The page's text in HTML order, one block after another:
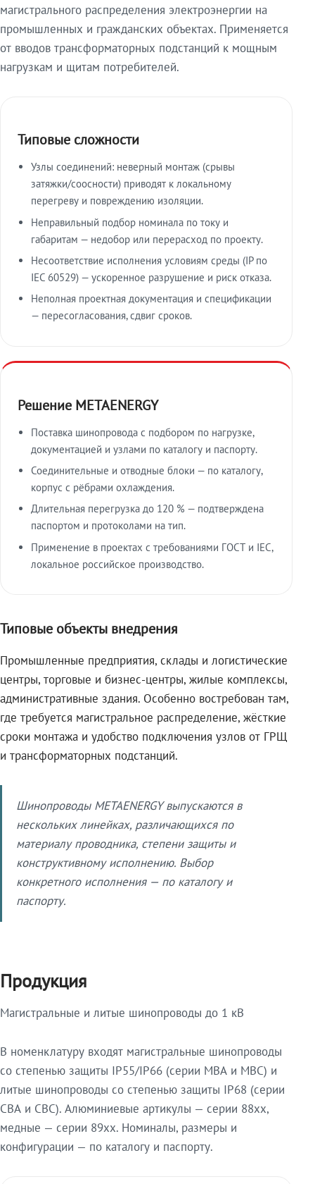
магистрального распределения электроэнергии на
промышленных и гражданских объектах. Применяется
от вводов трансформаторных подстанций к мощным
нагрузкам и щитам потребителей.
Типовые сложности
Узлы соединений: неверный монтаж (срывы
затяжки/соосности) приводят к локальному
перегреву и повреждению изоляции.
Неправильный подбор номинала по току и
габаритам — недобор или перерасход по проекту.
Несоответствие исполнения условиям среды (IP по
IEC 60529) — ускоренное разрушение и риск отказа.
Неполная проектная документация и спецификации
— пересогласования, сдвиг сроков.
Решение METAENERGY
Поставка шинопровода с подбором по нагрузке,
документацией и узлами по каталогу и паспорту.
Соединительные и отводные блоки — по каталогу,
корпус с рёбрами охлаждения.
Длительная перегрузка до 120 % — подтверждена
паспортом и протоколами на тип.
Применение в проектах с требованиями ГОСТ и IEC,
локальное российское производство.
Типовые объекты внедрения
Промышленные предприятия, склады и логистические
центры, торговые и бизнес-центры, жилые комплексы,
административные здания. Особенно востребован там,
где требуется магистральное распределение, жёсткие
сроки монтажа и удобство подключения узлов от ГРЩ
и трансформаторных подстанций.
Шинопроводы METAENERGY выпускаются в
нескольких линейках, различающихся по
материалу проводника, степени защиты и
конструктивному исполнению. Выбор
конкретного исполнения — по каталогу и
паспорту.
Продукция
Магистральные и литые шинопроводы до 1 кВ
В номенклатуру входят магистральные шинопроводы
со степенью защиты IP55/IP66 (серии МВА и МВС) и
литые шинопроводы со степенью защиты IP68 (серии
СВА и СВС). Алюминиевые артикулы — серии 88xx,
медные — серии 89xx. Номиналы, размеры и
конфигурации — по каталогу и паспорту.